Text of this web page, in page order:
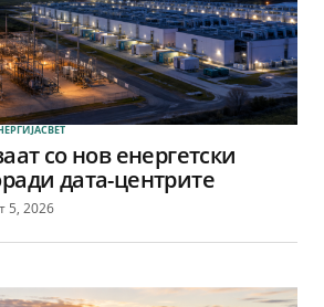
СВЕТ
со нов енергетски
дата-центрите
5, 2026